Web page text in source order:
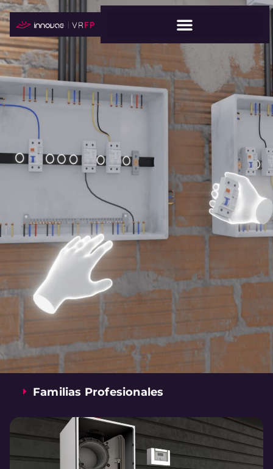
Familias Profesionales